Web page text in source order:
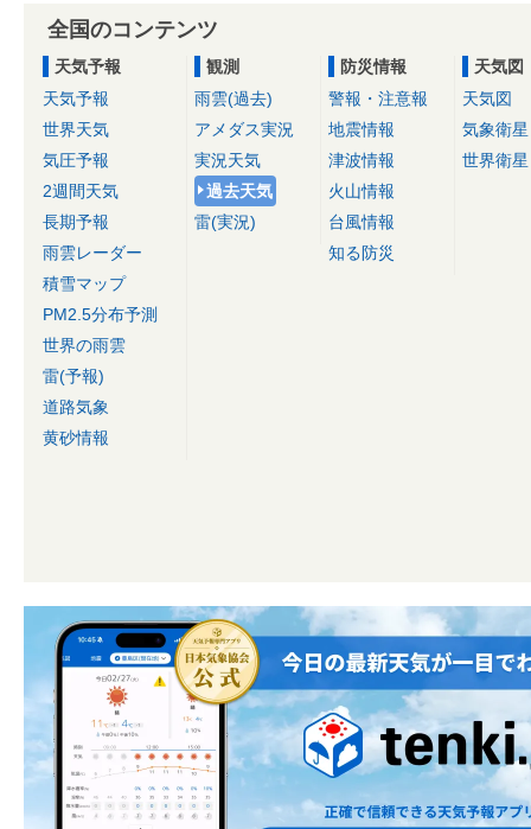
全国のコンテンツ
天気予報
天気予報
世界天気
気圧予報
2週間天気
長期予報
雨雲レーダー
積雪マップ
PM2.5分布予測
世界の雨雲
雷(予報)
道路気象
黄砂情報
観測
雨雲(過去)
アメダス実況
実況天気
過去天気
雷(実況)
防災情報
警報・注意報
地震情報
津波情報
火山情報
台風情報
知る防災
天気図
天気図
気象衛星
世界衛星